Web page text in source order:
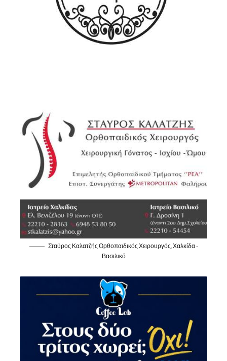
Σταύρος Καλατζής Ορθοπαιδικός Χειρουργός, Χαλκίδα -
Βασιλικό